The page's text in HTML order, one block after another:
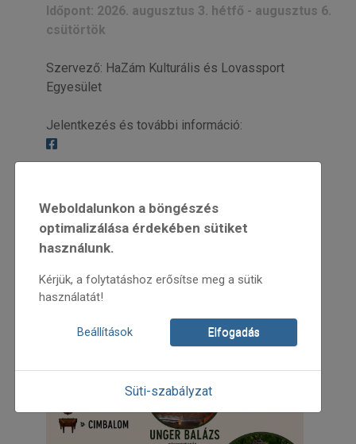
Időpont: 2026. augusztus 3. hétfő - augusztus 6.
csütörtök
Szervező: HaZám Kulturális és Lovassport
Egyesület
Jelentkezés és további információ:
Weboldalunkon a böngészés
optimalizálása érdekében sütiket
használunk.
Kérjük, a folytatáshoz erősítse meg a sütik
használatát!
Beállítások Elfogadás
Süti-szabályzat